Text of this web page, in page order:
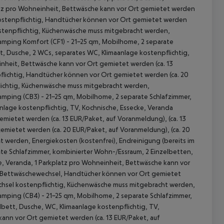
pro Wohneinheit, Bettwäsche kann vor Ort gemietet werden
Handtücher können vor Ort gemietet werden
Küchenwäsche muss mitgebracht werden,
Komfort (CF1) - 21-25 qm, Mobilhome, 2 separate
2 WCs, separates WC, Klimaanlage kostenpflichtig,
Bettwäsche kann vor Ort gemietet werden (ca. 13
Handtücher können vor Ort gemietet werden (ca. 20
Küchenwäsche muss mitgebracht werden,
(CB3) - 21-25 qm, Mobilhome, 2 separate Schlafzimmer,
kostenpflichtig, TV, Kochnische, Essecke, Veranda
werden (ca. 13 EUR/Paket, auf Voranmeldung), (ca. 13
werden (ca. 20 EUR/Paket, auf Voranmeldung), (ca. 20
werden, Energiekosten (kostenfrei), Endreinigung (bereits im
Schlafzimmer, kombinierter Wohn-/Essraum, 2 Einzelbetten,
1 Parkplatz pro Wohneinheit, Bettwäsche kann vor
Bettwäschewechsel, Handtücher können vor Ort gemietet
kostenpflichtig, Küchenwäsche muss mitgebracht werden,
(CB4) - 21-25 qm, Mobilhome, 2 separate Schlafzimmer,
Dusche, WC, Klimaanlage kostenpflichtig, TV,
vor Ort gemietet werden (ca. 13 EUR/Paket, auf